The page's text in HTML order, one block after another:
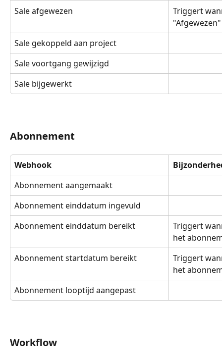
Sale afgewezen
Triggert
Sale gekoppeld aan project
Sale voortgang gewijzigd
Sale bijgewerkt
Abonnement
Webhook
Abonnement aangemaakt
Abonnement einddatum ingevuld
Abonnement einddatum bereikt
Triggert
het
Abonnement startdatum bereikt
Triggert
het
Abonnement looptijd aangepast
Workflow